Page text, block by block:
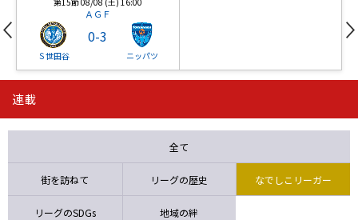
ＡＧＦ
Ｓ世田谷
0-3
ニッパツ
ニッパツ 石人の星
連載
全て
街を訪ねて リーグの歴史 なでしこリーガー
リーグのSDGs 地域の絆